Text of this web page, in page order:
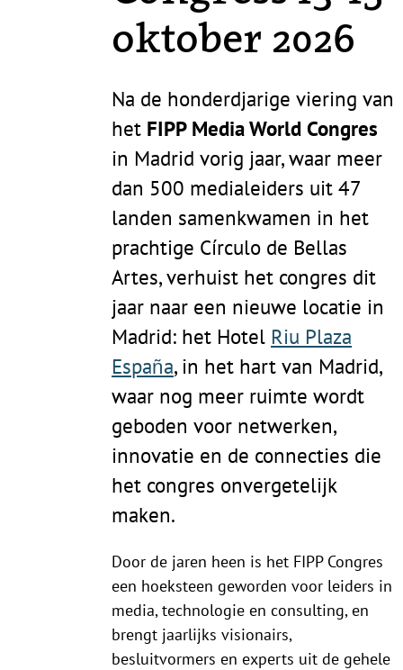
oktober 2026
Na de honderdjarige viering van
het FIPP Media World Congres
in Madrid vorig jaar, waar meer
dan 500 medialeiders uit 47
landen samenkwamen in het
prachtige Círculo de Bellas
Artes, verhuist het congres dit
jaar naar een nieuwe locatie in
Madrid: het Hotel Riu Plaza
España, in het hart van Madrid,
waar nog meer ruimte wordt
geboden voor netwerken,
innovatie en de connecties die
het congres onvergetelijk
maken.
Door de jaren heen is het FIPP Congres
een hoeksteen geworden voor leiders in
media, technologie en consulting, en
brengt jaarlijks visionairs,
besluitvormers en experts uit de gehele